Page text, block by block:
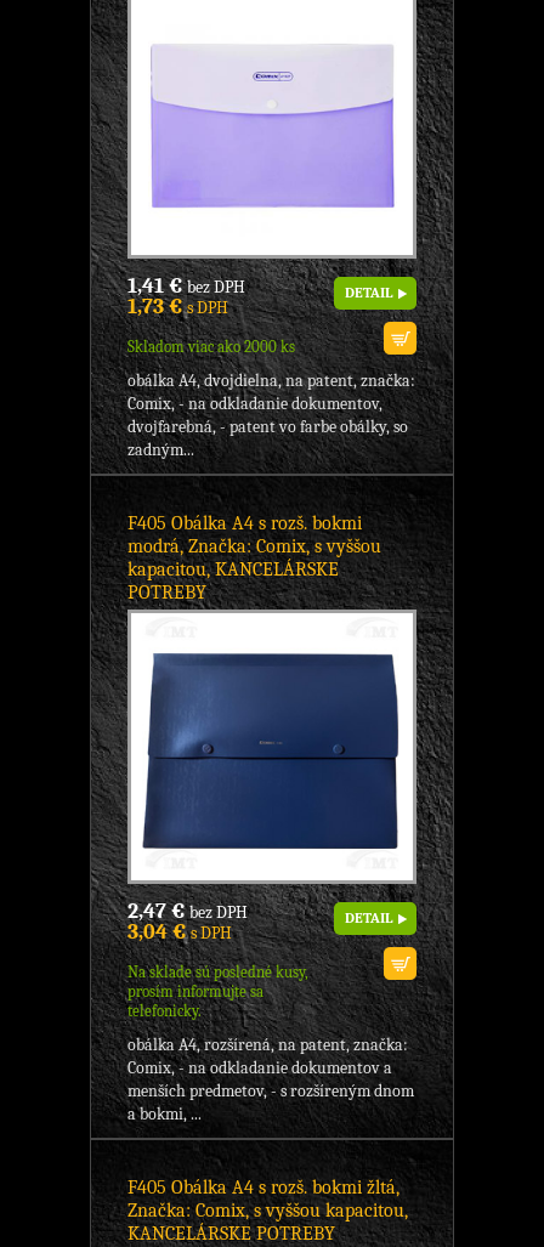
1,41 €bez DPH
1,73 €s DPH
Skladom viac ako 2000 ks
DETAIL
obálka A4, dvojdielna, na patent, značka:
Comix, - na odkladanie dokumentov,
dvojfarebná, - patent vo farbe obálky, so
zadným...
F405 Obálka A4 s rozš. bokmi
modrá, Značka: Comix, s vyššou
kapacitou, KANCELÁRSKE
POTREBY
2,47 €bez DPH
3,04 €s DPH
Na sklade sú posledné kusy,
prosím informujte sa
telefonicky.
DETAIL
obálka A4, rozšírená, na patent, značka:
Comix, - na odkladanie dokumentov a
menších predmetov, - s rozšíreným dnom
a bokmi, ...
F405 Obálka A4 s rozš. bokmi žltá,
Značka: Comix, s vyššou kapacitou,
KANCELÁRSKE POTREBY